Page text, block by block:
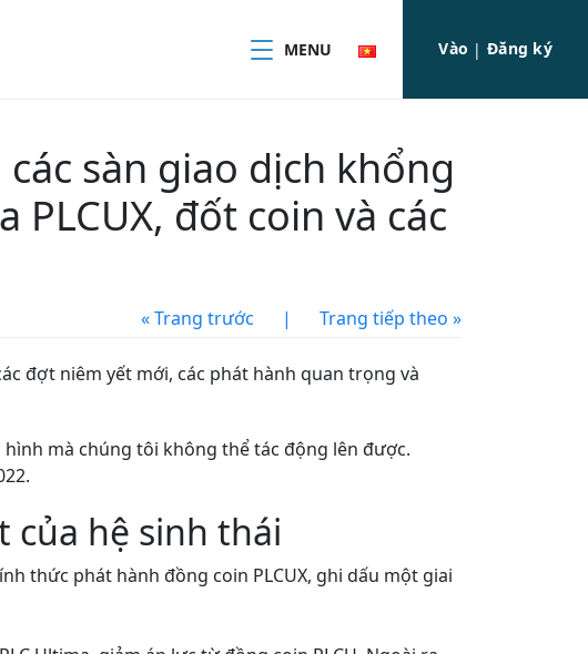
MENU Vào |Đăng ký
sàn giao dịch khổng
đốt coin và các
« Trang trước | Trang tiếp theo »
đợt niêm yết mới, các phát hành quan trọng và
mà chúng tôi không thể tác động lên được.
của hệ sinh thái
thức phát hành đồng coin PLCUX, ghi dấu một giai